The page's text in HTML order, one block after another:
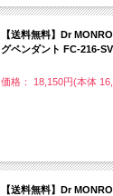
【送料無料】Dr
グペンダント FC-216-SV
価格： 18,150円(本体
【送料無料】Dr